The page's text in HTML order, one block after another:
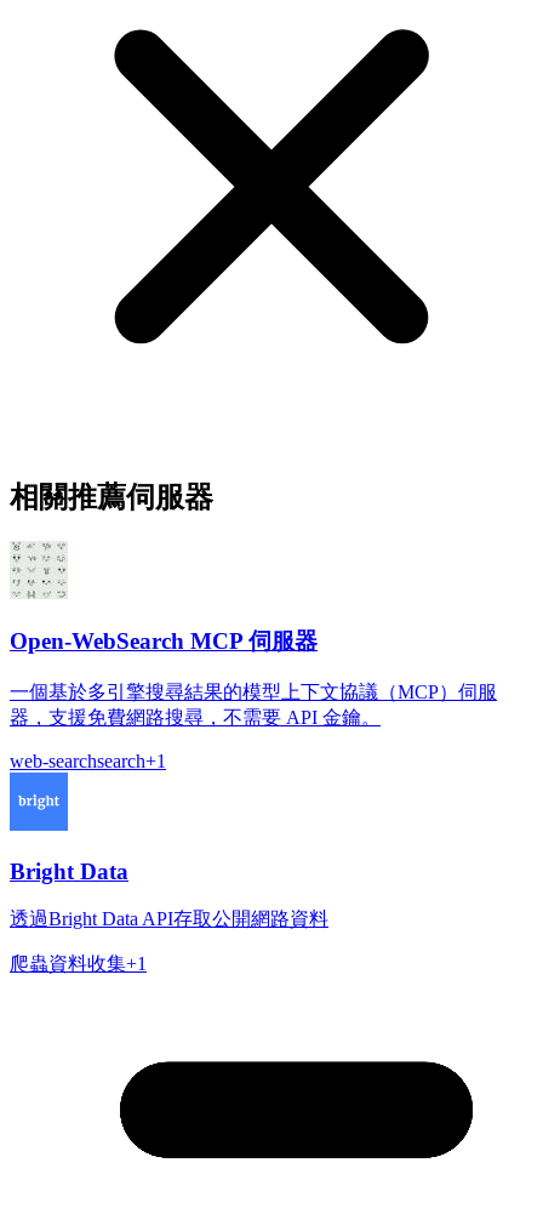
相關推薦伺服器
Open-WebSearch MCP 伺服器
一個基於多引擎搜尋結果的模型上下文協議（MCP）伺服
器，支援免費網路搜尋，不需要 API 金鑰。
web-searchsearch+1
Bright Data
透過Bright Data API存取公開網路資料
爬蟲資料收集+1